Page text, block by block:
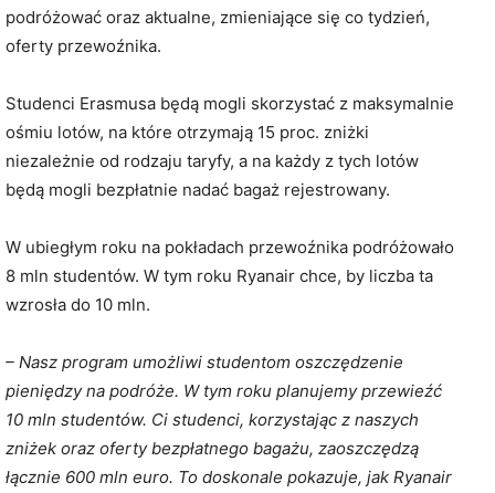
podróżować oraz aktualne, zmieniające się co tydzień,
oferty przewoźnika.
Studenci Erasmusa będą mogli skorzystać z maksymalnie
ośmiu lotów, na które otrzymają 15 proc. zniżki
niezależnie od rodzaju taryfy, a na każdy z tych lotów
będą mogli bezpłatnie nadać bagaż rejestrowany.
W ubiegłym roku na pokładach przewoźnika podróżowało
8 mln studentów. W tym roku Ryanair chce, by liczba ta
wzrosła do 10 mln.
– Nasz program umożliwi studentom oszczędzenie
pieniędzy na podróże. W tym roku planujemy przewieźć
10 mln studentów. Ci studenci, korzystając z naszych
zniżek oraz oferty bezpłatnego bagażu, zaoszczędzą
łącznie 600 mln euro. To doskonale pokazuje, jak Ryanair